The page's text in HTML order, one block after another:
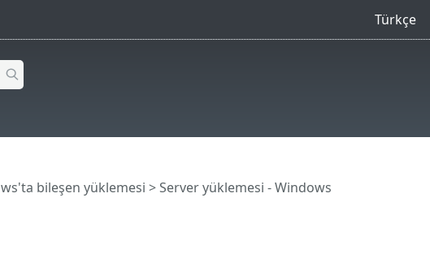
Türkçe
bileşen yüklemesi > Server yüklemesi - Windows